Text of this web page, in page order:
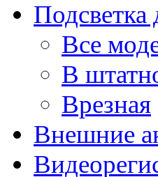
Подсветка
Все
В
Врезная
Внешние